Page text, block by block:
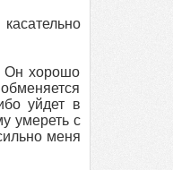
Он хорошо
уйдет в
умереть с
меня